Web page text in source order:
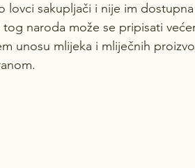
lovci sakupljači i nije im
naroda može se pripisati
unosu mlijeka i mliječnih